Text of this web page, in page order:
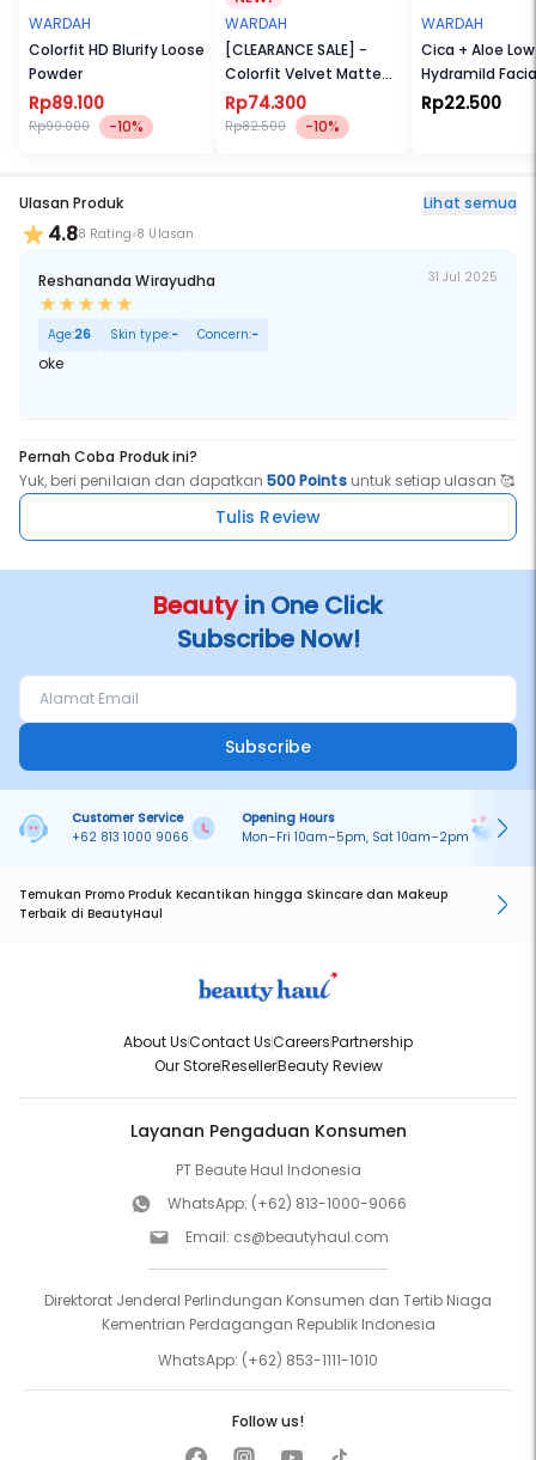
- Brightening Peptide: menghambat produksi melanin yang
menyebabkan penggelapan kulit
- Niacinamide: Mengurangi tampilan kulit kusam.
Jenis Kulit: Semua Jenis Kulit
WARDAH
Colorfit HD Blurify Loose
Powder
Rp89.100
Rp99.000 -10%
WARDAH
[CLEARANCE SALE] -
Colorfit Velvet Matte
Lip Mousse 4 g
Rp74.300
Rp82.500 -10%
WARDAH
Cica + Aloe
Hydramild
Rp22.500
Ulasan Produk Lihat semua
4.88 Rating 8 Ulasan
Reshananda Wirayudha 31 Jul 2025
Age:26 Skin type:- Concern:-
oke
Pernah Coba Produk ini?
Yuk, beri penilaian dan dapatkan500 Pointsuntuk setiap ulasan 🥰
Tulis Review
Beautyin One Click
Subscribe Now!
Subscribe
Customer Service
+62 813 1000 9066
Opening Hours
Mon–Fri 10am–5pm, Sat 10am–2pm
Temukan Promo Produk Kecantikan hingga Skincare dan Makeup
Terbaik di BeautyHaul
About UsContact UsCareersPartnership
Our StoreResellerBeauty Review
Layanan Pengaduan Konsumen
PT Beaute Haul Indonesia
WhatsApp: (+62) 813-1000-9066
Email: cs@beautyhaul.com
Direktorat Jenderal Perlindungan Konsumen dan Tertib Niaga
Kementrian Perdagangan Republik Indonesia
WhatsApp: (+62) 853-1111-1010
Follow us!